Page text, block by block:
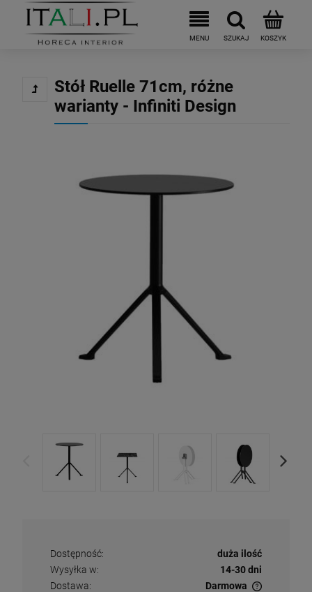
Stół Ruelle 71cm, różne
warianty - Infiniti Design
Dostępność:
duża ilość
Wysyłka w:
14-30 dni
Dostawa:
Darmowa